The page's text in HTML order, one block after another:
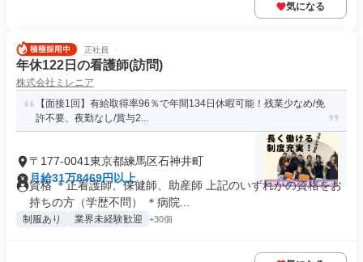
気になる
正社員
年休122日の看護師(訪問)
株式会社ミレニア
【面接1回】有給取得率96％で年間134日休暇可能！残業少なめ/免
許不要、夜勤なし/賞与2...
〒177-0041東京都練馬区石神井町
月給31万8469円以上
資格 ＊正看護師、保健師、助産師 上記のいずれかの資格をお
持ちの方（学歴不問） ＊病院...
制服あり 業界未経験歓迎 +30個